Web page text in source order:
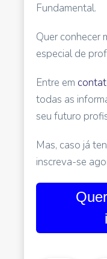
Fundamental.
Quer conhecer
especial de
Entre em
todas as
seu futuro
Mas, caso já
inscreva-se